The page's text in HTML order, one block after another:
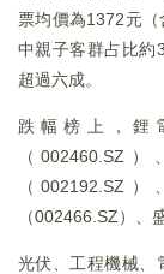
票均價為1372元
中親子客群占比約
超過六成。
跌幅榜上，鋰
（002460.SZ
（002192.SZ
（002466.SZ）、
光伏、工程機械、